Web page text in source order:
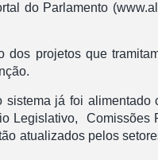
do Parlamento
projetos que
já foi
Comissões
atualizados pelos